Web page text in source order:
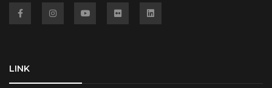
LINK